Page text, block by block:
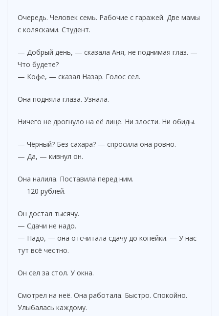
Очередь. Человек семь. Рабочие с гаражей. Две мамы
с колясками. Студент.
— Добрый день, — сказала Аня, не поднимая глаз. —
Что будете?
— Кофе, — сказал Назар. Голос сел.
Она подняла глаза. Узнала.
Ничего не дрогнуло на её лице. Ни злости. Ни обиды.
— Чёрный? Без сахара? — спросила она ровно.
— Да, — кивнул он.
Она налила. Поставила перед ним.
— 120 рублей.
Он достал тысячу.
— Сдачи не надо.
— Надо, — она отсчитала сдачу до копейки. — У нас
тут всё честно.
Он сел за стол. У окна.
Смотрел на неё. Она работала. Быстро. Спокойно.
Улыбалась каждому.